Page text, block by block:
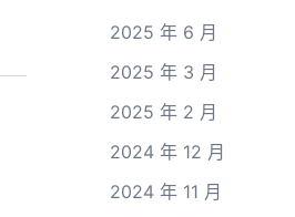
2025 年 6 月
2025 年 3 月
2025 年 2 月
2024 年 12 月
2024 年 11 月